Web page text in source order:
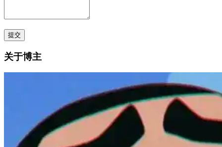
关于博主